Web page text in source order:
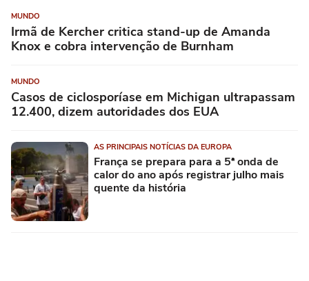
MUNDO
Irmã de Kercher critica stand-up de Amanda
Knox e cobra intervenção de Burnham
MUNDO
Casos de ciclosporíase em Michigan ultrapassam
12.400, dizem autoridades dos EUA
AS PRINCIPAIS NOTÍCIAS DA EUROPA
França se prepara para a 5ª onda de
calor do ano após registrar julho mais
quente da história